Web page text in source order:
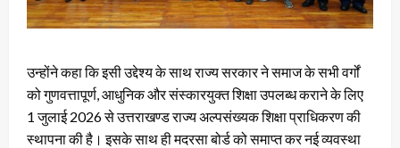
उन्होंने कहा कि इसी उद्देश्य के साथ राज्य सरकार ने समाज के सभी वर्गों
को गुणवत्तापूर्ण, आधुनिक और संस्कारयुक्त शिक्षा उपलब्ध कराने के लिए
1 जुलाई 2026 से उत्तराखण्ड राज्य अल्पसंख्यक शिक्षा प्राधिकरण की
स्थापना की है। इसके साथ ही मदरसा बोर्ड को समाप्त कर नई व्यवस्था